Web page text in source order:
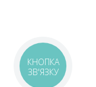
КНОПКА
ЗВ'ЯЗКУ